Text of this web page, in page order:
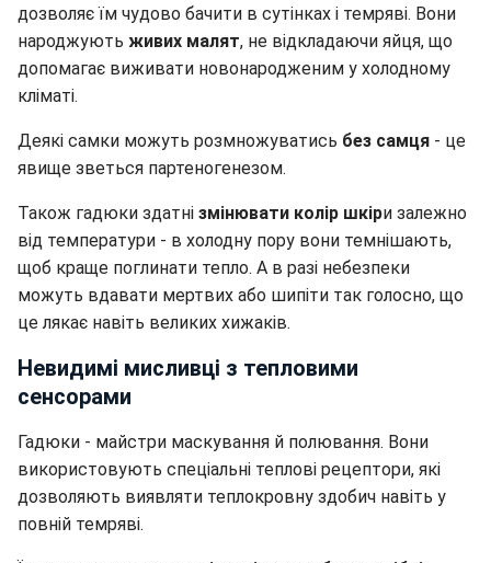
дозволяє їм чудово бачити в сутінках і темряві. Вони
народжують живих малят, не відкладаючи яйця, що
допомагає виживати новонародженим у холодному
кліматі.
Деякі самки можуть розмножуватись без самця - це
явище зветься партеногенезом.
Також гадюки здатні змінювати колір шкіри залежно
від температури - в холодну пору вони темнішають,
щоб краще поглинати тепло. А в разі небезпеки
можуть вдавати мертвих або шипіти так голосно, що
це лякає навіть великих хижаків.
Невидимі мисливці з тепловими
сенсорами
Гадюки - майстри маскування й полювання. Вони
використовують спеціальні теплові рецептори, які
дозволяють виявляти теплокровну здобич навіть у
повній темряві.